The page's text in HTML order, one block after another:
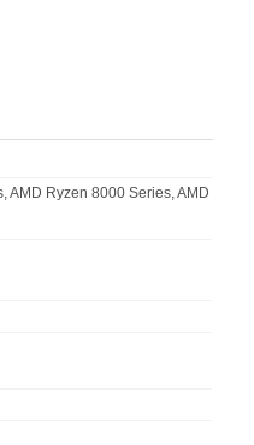
AMD Ryzen 8000 Series, AMD